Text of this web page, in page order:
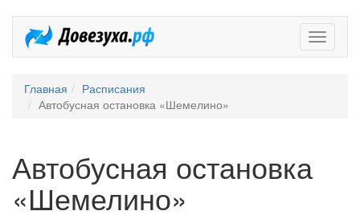
Главная
Расписания
Автобусная остановка «Шемелино»
Автобусная остановка
«Шемелино»